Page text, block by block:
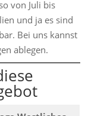
von Juli bis
und ja es sind
Bei uns kannst
ablegen.